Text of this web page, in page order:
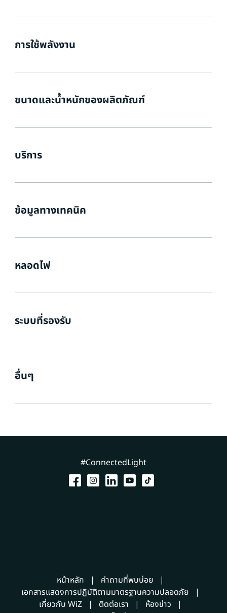
การใช้พลังงาน
ขนาดและน้ำหนักของผลิตภัณฑ์
บริการ
ข้อมูลทางเทคนิค
หลอดไฟ
ระบบที่รองรับ
อื่นๆ
#ConnectedLight
หน้าหลัก
คำถามที่พบบ่อย
เอกสารแสดงการปฏิบัติตามมาตรฐานความปลอดภัย
เกี่ยวกับ WiZ
ติดต่อเรา
ห้องข่าว